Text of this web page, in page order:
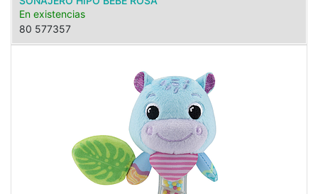
En existencias
80 577357